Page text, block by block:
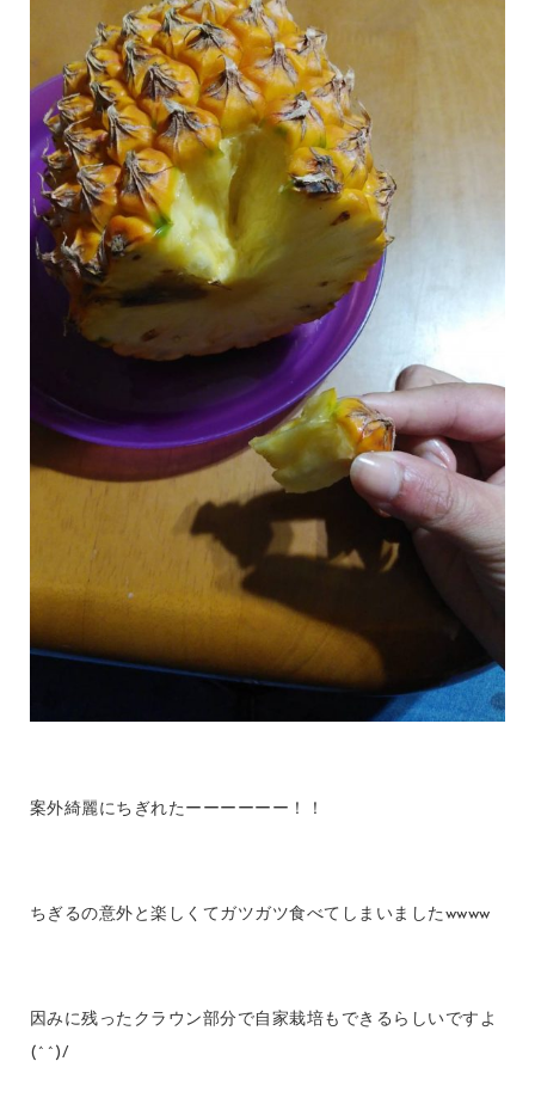
案外綺麗にちぎれたーーーーーー！！
ちぎるの意外と楽しくてガツガツ食べてしまいましたwwww
因みに残ったクラウン部分で自家栽培もできるらしいですよ
(^^)/